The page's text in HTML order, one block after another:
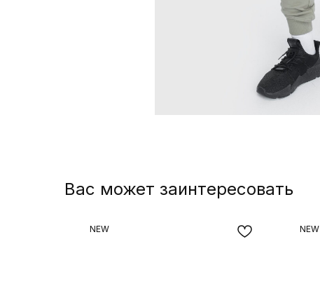
Вас может заинтересовать
NEW NEW